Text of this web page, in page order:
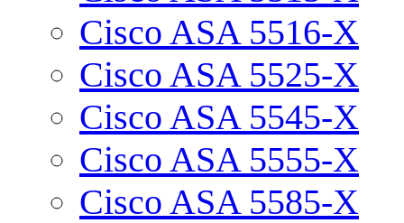
Cisco ASA 5516-X
Cisco ASA 5525-X
Cisco ASA 5545-X
Cisco ASA 5555-X
Cisco ASA 5585-X